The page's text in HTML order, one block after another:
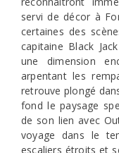
servi de décor à
certaines des
capitaine Black
une dimension
arpentant les
retrouve plongé
fond le paysage
de son lien avec
voyage dans le
escaliers étroits et